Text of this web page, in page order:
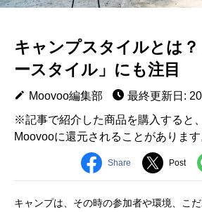
キャンプスタイルとは？
ースタイル」にも注目
Moovoo編集部
最終更新日:
※記事で紹介した商品を購入すると
Moovooに還元されることがあります
Share Post
キャンプは、その時の参加者や環境、こ